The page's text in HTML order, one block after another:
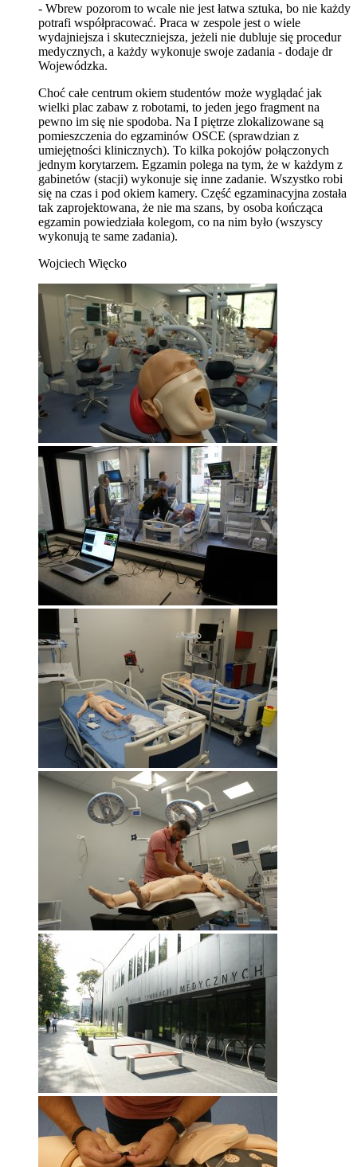
- Wbrew pozorom to wcale nie jest łatwa sztuka, bo nie każdy
potrafi współpracować. Praca w zespole jest o wiele
wydajniejsza i skuteczniejsza, jeżeli nie dubluje się procedur
medycznych, a każdy wykonuje swoje zadania - dodaje dr
Wojewódzka.
Choć całe centrum okiem studentów może wyglądać jak
wielki plac zabaw z robotami, to jeden jego fragment na
pewno im się nie spodoba. Na I piętrze zlokalizowane są
pomieszczenia do egzaminów OSCE (sprawdzian z
umiejętności klinicznych). To kilka pokojów połączonych
jednym korytarzem. Egzamin polega na tym, że w każdym z
gabinetów (stacji) wykonuje się inne zadanie. Wszystko robi
się na czas i pod okiem kamery. Część egzaminacyjna została
tak zaprojektowana, że nie ma szans, by osoba kończąca
egzamin powiedziała kolegom, co na nim było (wszyscy
wykonują te same zadania).
Wojciech Więcko